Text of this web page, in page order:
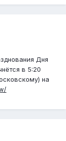
Дня
в 5:20
на